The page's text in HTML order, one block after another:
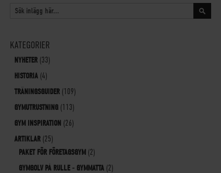
SÖK
KATEGORIER
NYHETER (33)
HISTORIA (4)
TRÄNINGSGUIDER (109)
GYMUTRUSTNING (113)
GYM INSPIRATION (26)
ARTIKLAR (25)
PAKET FÖR FÖRETAGSGYM (2)
GYMGOLV PÅ RULLE - GYMMATTA (2)